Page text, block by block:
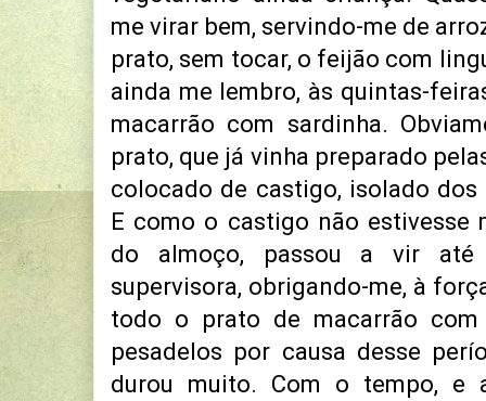
me virar bem, servindo-me de
prato, sem tocar, o feijão com
ainda me lembro, às quintas-
macarrão com sardinha.
prato, que já vinha preparado
colocado de castigo, isolado
E como o castigo não estivesse
do almoço, passou a vir
supervisora, obrigando-me, à
todo o prato de macarrão
pesadelos por causa desse
durou muito. Com o tempo, e